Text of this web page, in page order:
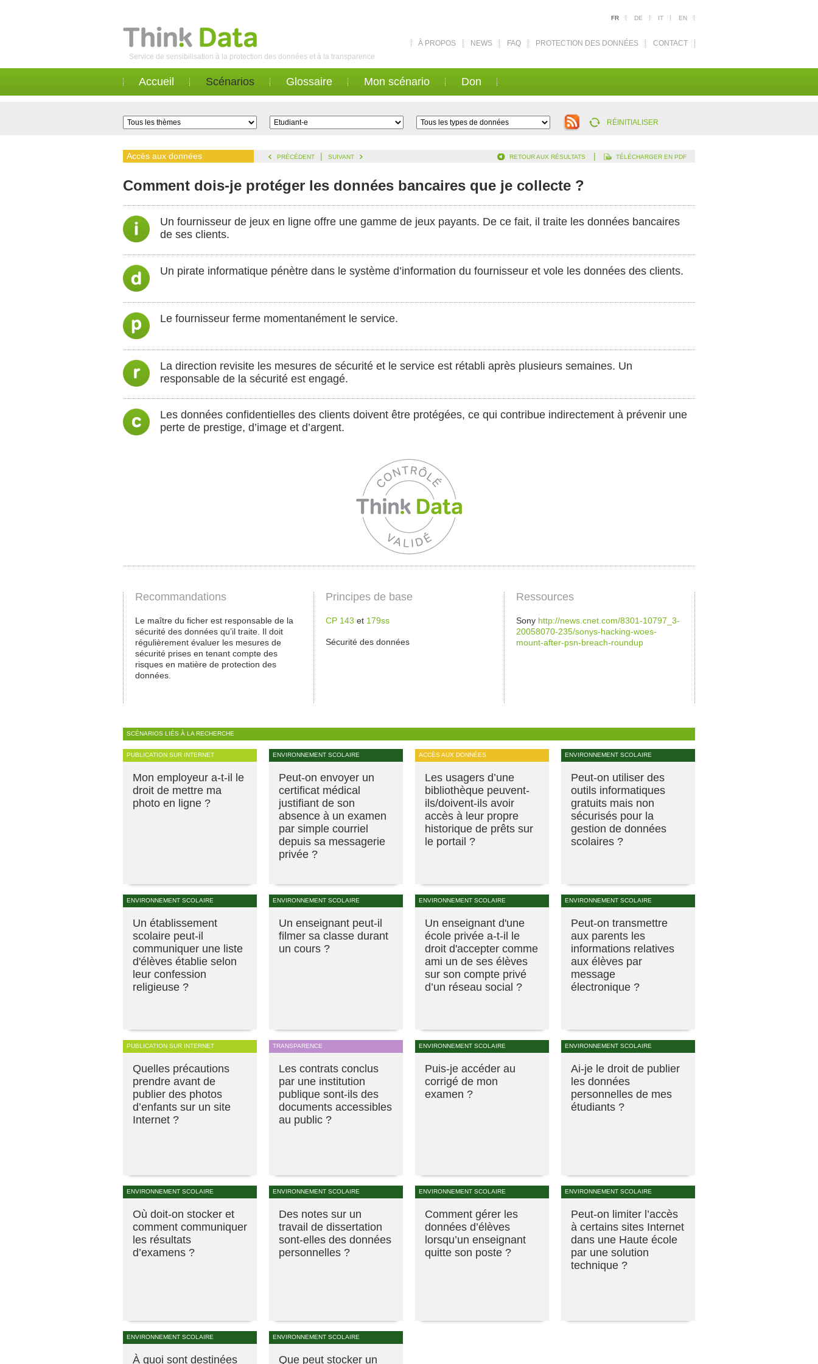
Service de sensibilisation à la protection des données et à la transparence
FR DE IT EN
À PROPOS NEWS FAQ PROTECTION DES DONNÉES CONTACT
Accueil Scénarios Glossaire Mon scénario Don
RÉINITIALISER
Accès aux données PRÉCÉDENT | SUIVANT RETOUR AUX RÉSULTATS | TÉLÉCHARGER EN PDF
Comment dois-je protéger les données bancaires que je collecte ?
Un fournisseur de jeux en ligne offre une gamme de jeux payants. De ce fait, il traite les données bancaires
de ses clients.
Un pirate informatique pénètre dans le système d’information du fournisseur et vole les données des clients.
Le fournisseur ferme momentanément le service.
La direction revisite les mesures de sécurité et le service est rétabli après plusieurs semaines. Un
responsable de la sécurité est engagé.
Les données confidentielles des clients doivent être protégées, ce qui contribue indirectement à prévenir une
perte de prestige, d’image et d’argent.
Recommandations
Le maître du ficher est responsable de la
sécurité des données qu’il traite. Il doit
régulièrement évaluer les mesures de
sécurité prises en tenant compte des
risques en matière de protection des
données.
Principes de base
CP 143 et 179ss
Sécurité des données
Ressources
Sony http://news.cnet.com/8301-10797_3-
20058070-235/sonys-hacking-woes-
mount-after-psn-breach-roundup
SCÉNARIOS LIÉS À LA RECHERCHE
PUBLICATION SUR INTERNET
Mon employeur a-t-il le
droit de mettre ma
photo en ligne ?
ENVIRONNEMENT SCOLAIRE
Peut-on envoyer un
certificat médical
justifiant de son
absence à un examen
par simple courriel
depuis sa messagerie
privée ?
ACCÈS AUX DONNÉES
Les usagers d’une
bibliothèque peuvent-
ils/doivent-ils avoir
accès à leur propre
historique de prêts sur
le portail ?
ENVIRONNEMENT SCOLAIRE
Peut-on utiliser des
outils informatiques
gratuits mais non
sécurisés pour la
gestion de données
scolaires ?
ENVIRONNEMENT SCOLAIRE
Un établissement
scolaire peut-il
communiquer une liste
d'élèves établie selon
leur confession
religieuse ?
ENVIRONNEMENT SCOLAIRE
Un enseignant peut-il
filmer sa classe durant
un cours ?
ENVIRONNEMENT SCOLAIRE
Un enseignant d'une
école privée a-t-il le
droit d'accepter comme
ami un de ses élèves
sur son compte privé
d’un réseau social ?
ENVIRONNEMENT SCOLAIRE
Peut-on transmettre
aux parents les
informations relatives
aux élèves par
message
électronique ?
PUBLICATION SUR INTERNET
Quelles précautions
prendre avant de
publier des photos
d’enfants sur un site
Internet ?
TRANSPARENCE
Les contrats conclus
par une institution
publique sont-ils des
documents accessibles
au public ?
ENVIRONNEMENT SCOLAIRE
Puis-je accéder au
corrigé de mon
examen ?
ENVIRONNEMENT SCOLAIRE
Ai-je le droit de publier
les données
personnelles de mes
étudiants ?
ENVIRONNEMENT SCOLAIRE
Où doit-on stocker et
comment communiquer
les résultats
d’examens ?
ENVIRONNEMENT SCOLAIRE
Des notes sur un
travail de dissertation
sont-elles des données
personnelles ?
ENVIRONNEMENT SCOLAIRE
Comment gérer les
données d’élèves
lorsqu’un enseignant
quitte son poste ?
ENVIRONNEMENT SCOLAIRE
Peut-on limiter l’accès
à certains sites Internet
dans une Haute école
par une solution
technique ?
ENVIRONNEMENT SCOLAIRE
À quoi sont destinées
ENVIRONNEMENT SCOLAIRE
Que peut stocker un